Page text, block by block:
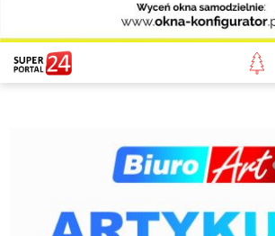
STRONA GŁÓWNA
POWIAT GRYFICKI
WIADOMOŚCI Z LASU
STUDIO SUPERPORTALU
REDAKCJA